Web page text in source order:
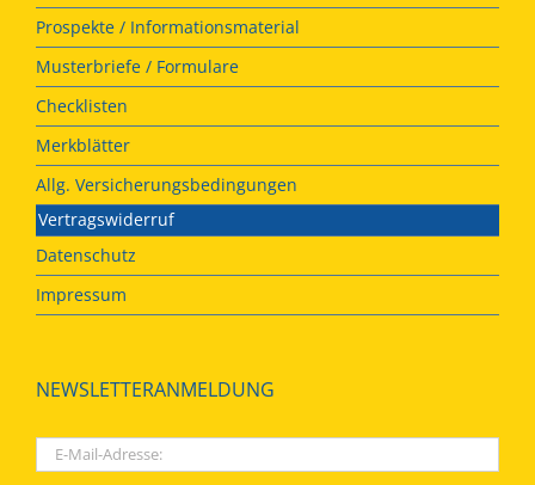
Prospekte / Informationsmaterial
Musterbriefe / Formulare
Checklisten
Merkblätter
Allg. Versicherungsbedingungen
Vertragswiderruf
Datenschutz
Impressum
NEWSLETTERANMELDUNG